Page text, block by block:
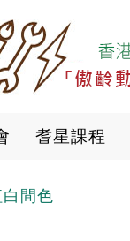
耆星課程
間色